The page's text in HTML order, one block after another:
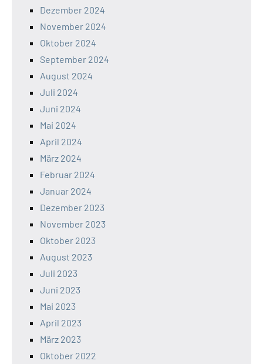
Dezember 2024
November 2024
Oktober 2024
September 2024
August 2024
Juli 2024
Juni 2024
Mai 2024
April 2024
März 2024
Februar 2024
Januar 2024
Dezember 2023
November 2023
Oktober 2023
August 2023
Juli 2023
Juni 2023
Mai 2023
April 2023
März 2023
Oktober 2022